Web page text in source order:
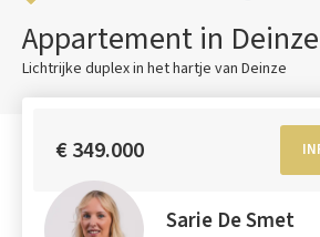
Appartement in Deinze
Lichtrijke duplex in het hartje van Deinze
€ 349.000
Sarie De Smet